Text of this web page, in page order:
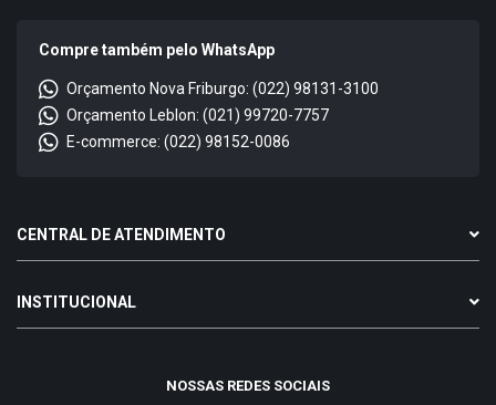
Compre também pelo WhatsApp
Orçamento Nova Friburgo: (022) 98131-3100
Orçamento Leblon: (021) 99720-7757
E-commerce: (022) 98152-0086
CENTRAL DE ATENDIMENTO
INSTITUCIONAL
NOSSAS REDES SOCIAIS